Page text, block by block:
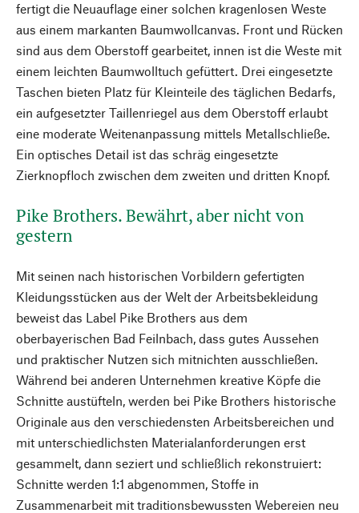
fertigt die Neuauflage einer solchen kragenlosen Weste
aus einem markanten Baumwollcanvas. Front und Rücken
sind aus dem Oberstoff gearbeitet, innen ist die Weste mit
einem leichten Baumwolltuch gefüttert. Drei eingesetzte
Taschen bieten Platz für Kleinteile des täglichen Bedarfs,
ein aufgesetzter Taillenriegel aus dem Oberstoff erlaubt
eine moderate Weitenanpassung mittels Metallschließe.
Ein optisches Detail ist das schräg eingesetzte
Zierknopfloch zwischen dem zweiten und dritten Knopf.
Pike Brothers. Bewährt, aber nicht von
gestern
Mit seinen nach historischen Vorbildern gefertigten
Kleidungsstücken aus der Welt der Arbeitsbekleidung
beweist das Label Pike Brothers aus dem
oberbayerischen Bad Feilnbach, dass gutes Aussehen
und praktischer Nutzen sich mitnichten ausschließen.
Während bei anderen Unternehmen kreative Köpfe die
Schnitte austüfteln, werden bei Pike Brothers historische
Originale aus den verschiedensten Arbeitsbereichen und
mit unterschiedlichsten Materialanforderungen erst
gesammelt, dann seziert und schließlich rekonstruiert:
Schnitte werden 1:1 abgenommen, Stoffe in
Zusammenarbeit mit traditionsbewussten Webereien neu